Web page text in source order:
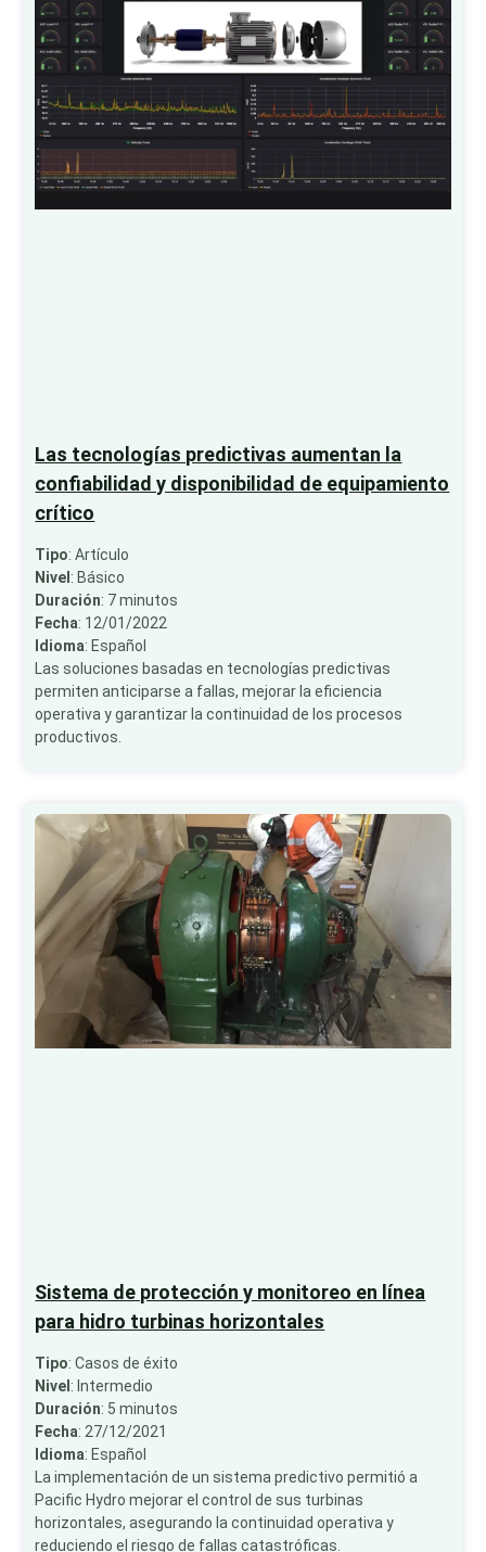
Las tecnologías predictivas aumentan la
confiabilidad y disponibilidad de equipamiento
crítico
Tipo: Artículo
Nivel : Básico
Duración: 7 minutos
Fecha: 12/01/2022
Idioma: Español
Las soluciones basadas en tecnologías predictivas
permiten anticiparse a fallas, mejorar la eficiencia
operativa y garantizar la continuidad de los procesos
productivos.
Sistema de protección y monitoreo en línea
para hidro turbinas horizontales
Tipo: Casos de éxito
Nivel : Intermedio
Duración: 5 minutos
Fecha: 27/12/2021
Idioma: Español
La implementación de un sistema predictivo permitió a
Pacific Hydro mejorar el control de sus turbinas
horizontales, asegurando la continuidad operativa y
reduciendo el riesgo de fallas catastróficas.